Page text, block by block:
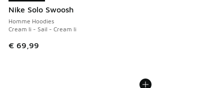
Nike Solo Swoosh
Homme Hoodies
Cream Ii - Sail - Cream Ii
€ 69,99